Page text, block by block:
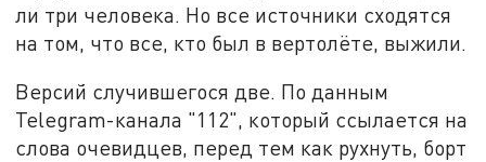
ли три человека. Но все источники сходятся
на том, что все, кто был в вертолёте, выжили.
Версий случившегося две. По данным
Telegram-канала "112", который ссылается на
слова очевидцев, перед тем как рухнуть, борт